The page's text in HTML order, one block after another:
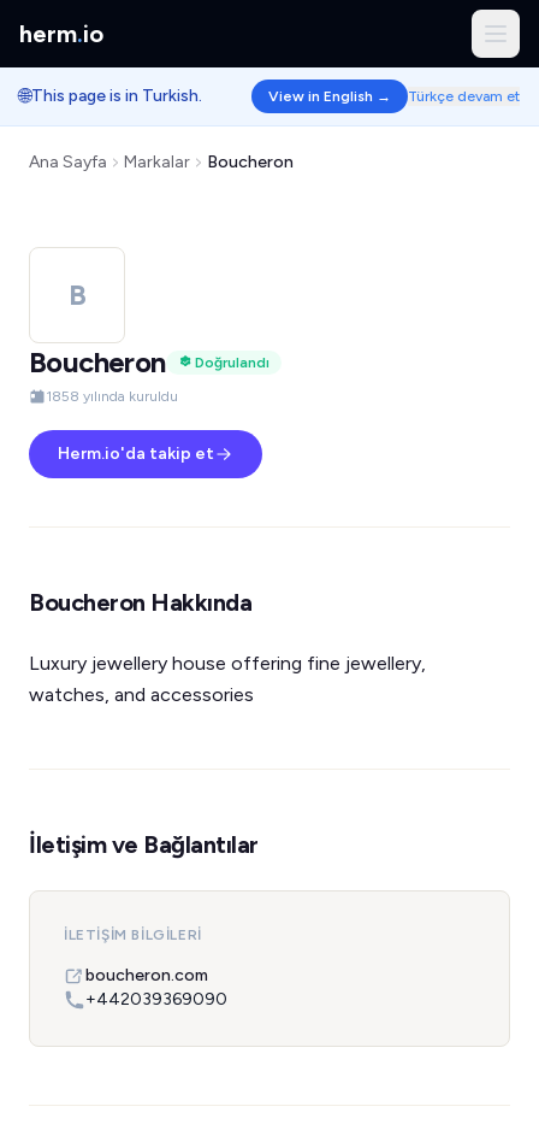
herm.io
🌐This page is in Turkish. View in English → Türkçe devam et
Ana Sayfa Markalar Boucheron
B
Boucheron
Doğrulandı
1858 yılında kuruldu
Herm.io'da takip et
Boucheron Hakkında
Luxury jewellery house offering fine jewellery,
watches, and accessories
İletişim ve Bağlantılar
İLETIŞIM BILGILERI
boucheron.com
+442039369090